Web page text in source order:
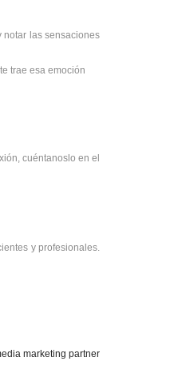
notar las sensaciones
trae esa emoción
cuéntanoslo en el
y profesionales.